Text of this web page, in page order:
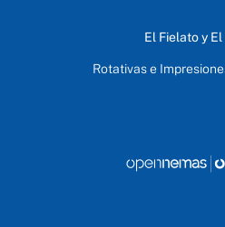
El Fielato y
Rotativas e